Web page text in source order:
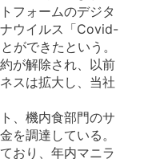
フォームのデジタ
ウイルス「Covid-
ができたという。
が解除され、以前
スは拡大し、当社
、機内食部門のサ
を調達している。
おり、年内マニラ